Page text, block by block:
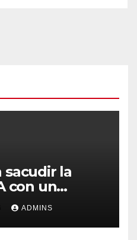
sacudir la
con un
trabajar
intervención
ADMINS